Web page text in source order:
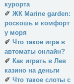
курорта
✐ ЖК Marine garden:
роскошь и комфорт
у моря
✐ Что такое игра в
автоматы онлайн?
✐ Как играть в Лев
казино на деньги
✐ Что такое слоты с